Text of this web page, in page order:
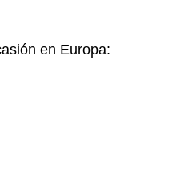
en Europa: